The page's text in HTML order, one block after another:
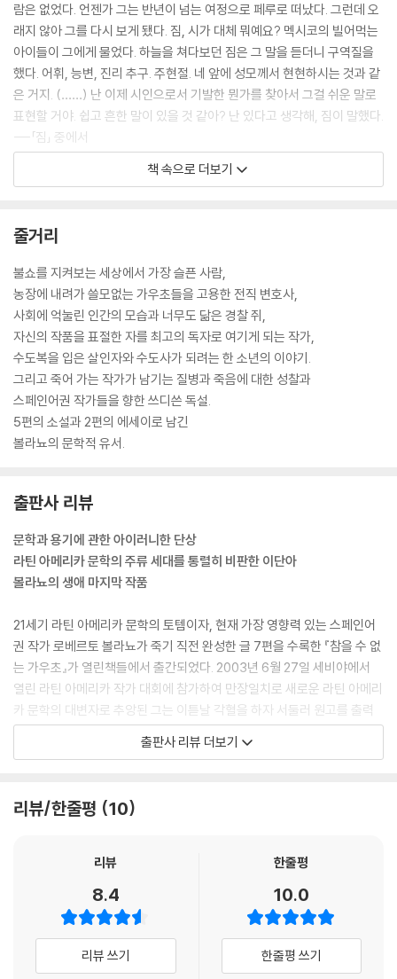
람은 없었다. 언젠가 그는 반년이 넘는 여정으로 페루로 떠났다. 그런데 오
래지 않아 그를 다시 보게 됐다. 짐, 시가 대체 뭐예요? 멕시코의 빌어먹는
아이들이 그에게 물었다. 하늘을 쳐다보던 짐은 그 말을 듣더니 구역질을
했다. 어휘, 능변, 진리 추구. 주현절. 네 앞에 성모께서 현현하시는 것과 같
은 거지. (……) 난 이제 시인으로서 기발한 뭔가를 찾아서 그걸 쉬운 말로
표현할 거야. 쉽고 흔한 말이 있을 것 같아? 난 있다고 생각해, 짐이 말했다.
---「짐」 중에서
어찌할까? 자기가 사랑하는 도시를 방황하면서 낯설고도 익숙한 그 도시
아는 게 하나도 없는데, 돌아가서 뭔가 쓸 만한 일을 해볼까, 글쎄, 토끼로
뭘 하지, 사람들과 뭘 하지, 불평 없이 날 받아 주고 또 날 참아 주는 그 가여
운 사람들과 말이야. 도시의 그림자들은 그에게 어떤 해답도 주지 않았다.
너희 그림자들은 늘 그렇게 말이 없구나, 페레다는 한탄했다. --- 「참을 수
없는 가우초」 중에서
이내 그녀가 말했다, 아마 죽음에 이를 때까지 버려두거나 혹은 최대한 건
드리지 않고 처음부터 끝까지 죽음을 목격하고 싶었겠지. 긴 침묵 끝에 이
렇게 덧붙였다, 그가 미쳤다는 것과 그 일이 엽기적인 사건이라는 걸 기억
해 두세요. 쥐는 쥐를 죽이지 않아요.
했다. 우리는 말없이 왔던 길을 되돌아갔다. 예상대로 시체 공시소에 있던
속에 있길 바라네, 서장이 말했다. 그리고 이미 알고 있는 얘기를 들어야 했
다. 누구한테든 엑토르 건에 대해 언급하는 것은 철저히 금지됐다. 사건은
종결됐고 내가 할 수 있는 최선은 그 사건을 잊고 일하며 살아가는 것이었
랭보는 이에 대해 분명 아는 바가 있었습니다. 그는 로트레아몽 같은 열정
으로 책과 섹스와 여행에 침잠해 들어갑니다. 다이아몬드 같은 불빛을 들
고 글을 쓴다는 것이 아무것도 아니라는 것을 찾아내고 이해하려고 말입니
다(글쓰기는 당연히 글을 읽는 것과 다르지 않으며, 그것은 때로 여행과 아
주 비슷하고 그 여행은 경우에 따라 특권적이기도 하죠. 또한 글쓰기는 섹
스와도 같습니다. 랭보에 따르면, 그 모든 게 신기루 같지요. 거기엔 오직
보일 따름입니다). 이제 말라르메가 등장합니다. 그 모든 위대한 시인들보
다 순진하지 않았던 그는 우리에게 여행을 하라고, 다시 여행을 해야 한다
내 생각에 그 대답은 아주 간단합니다. 말라르메는 여행과 여행자의 운명
튀르』의 저자는 우리의 행위만 병든 게 아니라 언어 또한 병들어 있다고 하
는 것입니다. 우리가 치료를 위해 해독제나 약을 찾을 때, 새로운 것, 오직
미지의 곳에서 발견되는 그것을 찾으려면 섹스와 책과 여행을 탐험해야 합
니다. 비록 이것들이 우리를 심연으로 이끌지라도 말입니다. 어쩌면 그 심
책 속으로 더보기
줄거리
불쇼를 지켜보는 세상에서 가장 슬픈 사람,
농장에 내려가 쓸모없는 가우초들을 고용한 전직 변호사,
사회에 억눌린 인간의 모습과 너무도 닮은 경찰 쥐,
자신의 작품을 표절한 자를 최고의 독자로 여기게 되는 작가,
수도복을 입은 살인자와 수도사가 되려는 한 소년의 이야기.
그리고 죽어 가는 작가가 남기는 질병과 죽음에 대한 성찰과
스페인어권 작가들을 향한 쓰디쓴 독설.
5편의 소설과 2편의 에세이로 남긴
볼라뇨의 문학적 유서.
출판사 리뷰
문학과 용기에 관한 아이러니한 단상
라틴 아메리카 문학의 주류 세대를 통렬히 비판한 이단아
볼라뇨의 생애 마지막 작품
21세기 라틴 아메리카 문학의 토템이자, 현재 가장 영향력 있는 스페인어
권 작가 로베르토 볼라뇨가 죽기 직전 완성한 글 7편을 수록한 『참을 수 없
는 가우초』가 열린책들에서 출간되었다. 2003년 6월 27일 세비야에서
열린 라틴 아메리카 작가 대회에 참가하여 만장일치로 새로운 라틴 아메리
카 문학의 대변자로 추앙된 그는 이튿날 각혈을 하자 서둘러 원고를 출력
해 손수 출판사에 넘기고, 불과 몇 주 후인 7월 15일 세상을 떠났다. 죽음을
예견한 볼라뇨가 마지막으로 남긴 문학적 유서라 할 수 있는 이 책은 제목
행위와 아이러니하게도 그를 자신의 최고의 독자로 받아들이게 되는 작가,
소설과, 죽어 가는 작가가 남기는 질병과 죽음에 대한 성찰, 스페인어권 작
라뇨는 이러한 이야기와 강연의 자유로운 조합, 생각 거리를 주는 허구와
문학 비평의 혼합을 통해 문학과 용기에 관한 씁쓸할 만큼 아이러니한 생
각들을 전한다. 그는 2004년 이 작품으로 칠레 알타소르 소설상을 수상하
출판사 리뷰 더보기
리뷰/한줄평 10
리뷰
8.4
리뷰 쓰기
한줄평
10.0
한줄평 쓰기